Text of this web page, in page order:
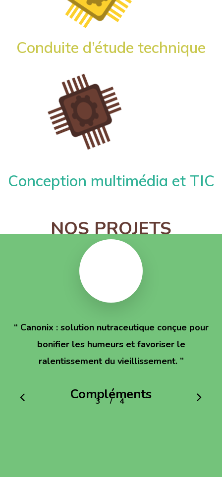
Conduite d’étude technique
Conception multimédia et TIC
NOS PROJETS
“ Canonix : solution nutraceutique conçue pour
bonifier les humeurs et favoriser le
ralentissement du vieillissement. ”
Compléments
alimentaires
1 2 3 4/ 4